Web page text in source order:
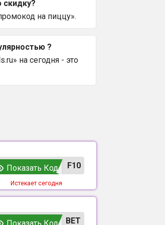
на пиццу».
?
на сегодня - это
F10
Показать Код
Истекает сегодня
ВЕТ